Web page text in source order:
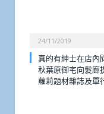
24/11/2019
真的有紳士在店內
秋葉原御宅向髮廊
蘿莉題材雜誌及單